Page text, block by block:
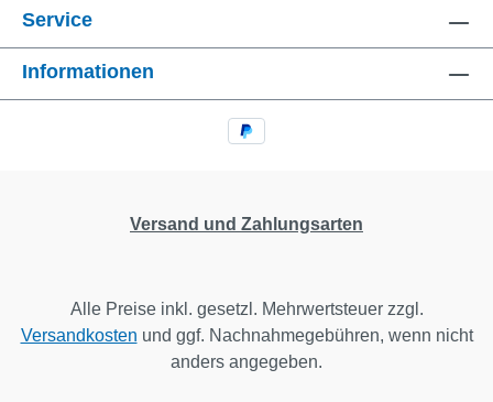
Service
Informationen
Versand und Zahlungsarten
Alle Preise inkl. gesetzl. Mehrwertsteuer zzgl.
Versandkosten und ggf. Nachnahmegebühren, wenn nicht
anders angegeben.